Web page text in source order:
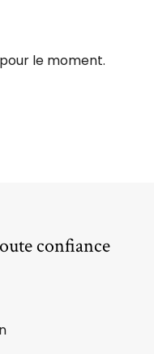
le moment.
confiance